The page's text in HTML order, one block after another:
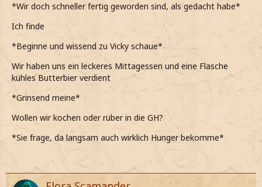
*Wir doch schneller fertig geworden sind, als gedacht habe*
Ich finde
*Beginne und wissend zu Vicky schaue*
Wir haben uns ein leckeres Mittagessen und eine Flasche
kühles Butterbier verdient
*Grinsend meine*
Wollen wir kochen oder rüber in die GH?
*Sie frage, da langsam auch wirklich Hunger bekomme*